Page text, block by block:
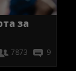
за
7873 9